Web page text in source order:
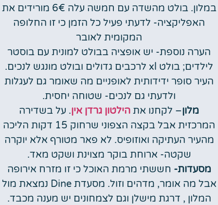
במלון. בולט מהשדה עם חמשה עלה 6€ מורידים את
האפליקציה- לדעתי פעיל כל הזמן כי זו החלופה
המקומית לאובר
הערה נוספת- יש אופציה בבולט למונית עם בוסטר
לילדים; בולט xl לרכבים גדולים ובולט מונגש לנכים.
העיר סופר ידידותית לאופניים מה שאומר גם לעגלות
ולדעתי גם לנכים- שטוחה יחסית.
מלון– לקחנו את הילטון גרדן אין. על בשדירה
המרכזית אבל בקצה הצפוני שרחוק 15 דקות הליכה
מהעיר העתיקה ואוזופיס. לא פאר מטורף אלא יוקרה
שקטה- ארוחת בוקר מצוינת ושקט מאד.
מסעדות- חששתי מרמת האוכל כי זו מזרח אירופה
אבל מה אומר, מדהים וזול. מסעדת Dine נמצאת מול
המלון , דרגת מישלן וגם לצמחונים יש מענה מכבד.